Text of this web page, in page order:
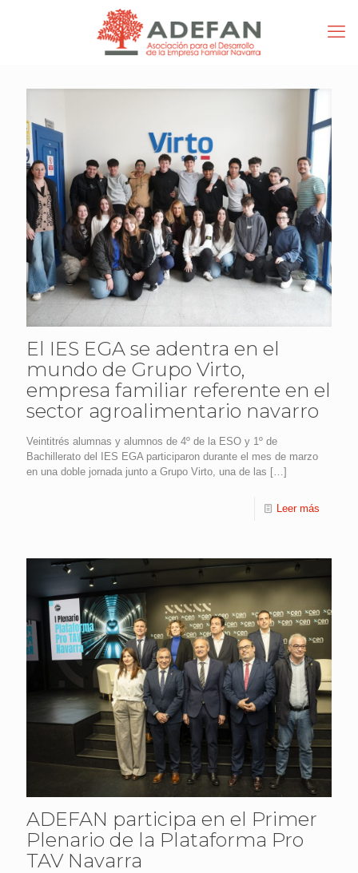
El IES EGA se adentra en el
mundo de Grupo Virto,
empresa familiar referente en el
sector agroalimentario navarro
Veintitrés alumnas y alumnos de 4º de la ESO y 1º de
Bachillerato del IES EGA participaron durante el mes de marzo
en una doble jornada junto a Grupo Virto, una de las […]
Leer más
ADEFAN participa en el Primer
Plenario de la Plataforma Pro
TAV Navarra